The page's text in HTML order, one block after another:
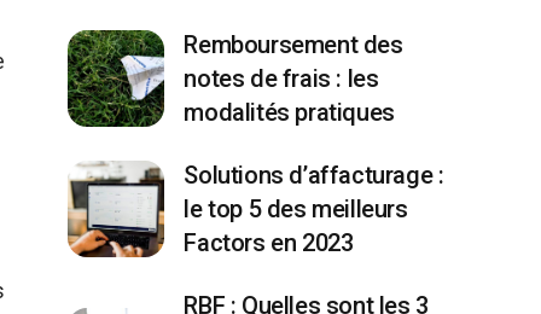
Remboursement des
notes de frais : les
modalités pratiques
Solutions d’affacturage :
le top 5 des meilleurs
Factors en 2023
RBF : Quelles sont les 3